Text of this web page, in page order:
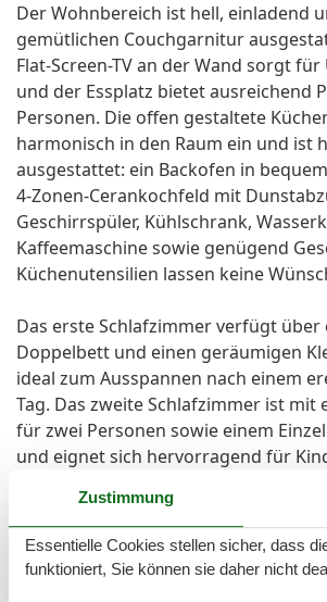
Der Wohnbereich ist hell, einladend
gemütlichen Couchgarnitur
Flat-Screen-TV an der Wand sorgt
und der Essplatz bietet ausreichend
Personen. Die offen gestaltete
harmonisch in den Raum ein und ist
ausgestattet: ein Backofen in
4-Zonen-Cerankochfeld mit
Geschirrspüler, Kühlschrank,
Kaffeemaschine sowie genügend
Küchenutensilien lassen keine
Das erste Schlafzimmer verfügt über
Doppelbett und einen geräumigen
ideal zum Ausspannen nach einem
Tag. Das zweite Schlafzimmer ist mit
für zwei Personen sowie einem
und eignet sich hervorragend für
geschmackvoll und mit Liebe zum
Das moderne Tageslichtbad ist hell
Zustimmung
Essentielle Cookies stellen sicher, dass
funktioniert, Sie können sie daher nicht